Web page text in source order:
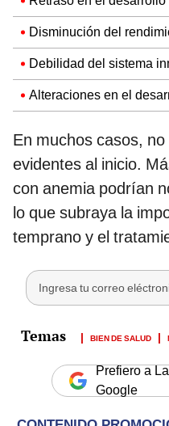
Disminución del
Debilidad del sistema
Alteraciones en el
En muchos casos,
evidentes al inicio.
con anemia podrían
lo que subraya la
temprano y el
BIEN DE SALUD
Prefiero a
Google